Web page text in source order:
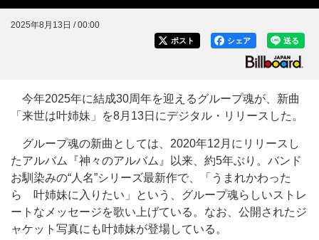
2025年8月13日 / 00:00
送る
シェア
ポスト
今年2025年に結成30周年を迎えるグループ魂が、新曲
「来世は叶姉妹」を8月13日にデジタル・リリースした。
グループ魂の新曲としては、2020年12月にリリースし
たアルバム『神々のアルバム』以来、約5年ぶり。バンド
お馴染みの“人名”シリーズ最新作で、「うまれかわった
ら 叶姉妹に入りたい」という、グループ魂らしいストレ
ートなメッセージを歌い上げている。なお、公開されたジ
ャケット写真にも叶姉妹が登場している。